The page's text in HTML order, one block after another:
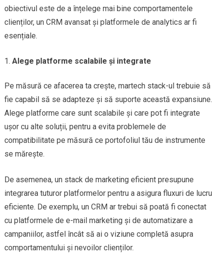
obiectivul este de a înțelege mai bine comportamentele
clienților, un CRM avansat și platformele de analytics ar fi
esențiale.
Alege platforme scalabile și integrate
Pe măsură ce afacerea ta crește, martech stack-ul trebuie să
fie capabil să se adapteze și să suporte această expansiune.
Alege platforme care sunt scalabile și care pot fi integrate
ușor cu alte soluții, pentru a evita problemele de
compatibilitate pe măsură ce portofoliul tău de instrumente
se mărește.
De asemenea, un stack de marketing eficient presupune
integrarea tuturor platformelor pentru a asigura fluxuri de lucru
eficiente. De exemplu, un CRM ar trebui să poată fi conectat
cu platformele de e-mail marketing și de automatizare a
campaniilor, astfel încât să ai o viziune completă asupra
comportamentului și nevoilor clienților.